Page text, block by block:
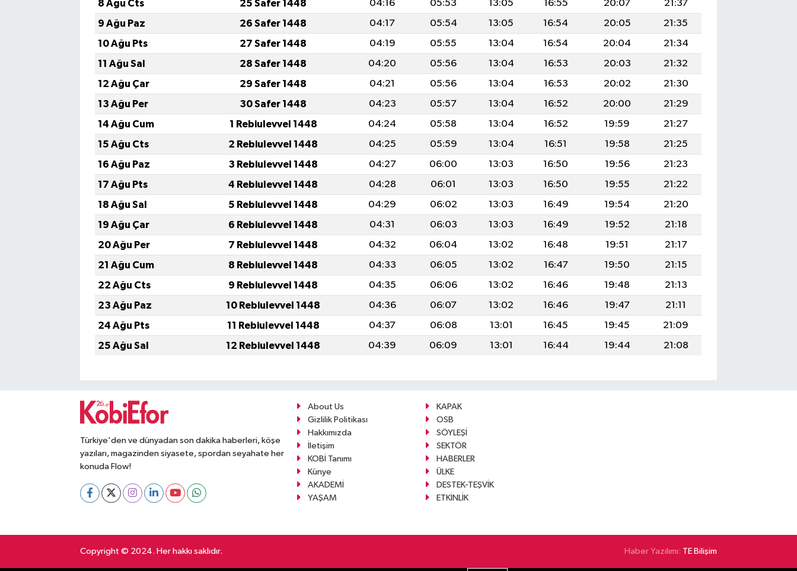
8 Ağu Cts
25 Safer 1448 04:16 05:53 13:05 16:55 20:07
21:37
9 Ağu Paz
26 Safer 1448 04:17 05:54 13:05 16:54 20:05
21:35
10 Ağu Pts
27 Safer 1448 04:19 05:55 13:04 16:54 20:04
21:34
11 Ağu Sal
28 Safer 1448 04:20 05:56 13:04 16:53 20:03
21:32
12 Ağu Çar
29 Safer 1448 04:21 05:56 13:04 16:53 20:02
21:30
13 Ağu Per
30 Safer 1448 04:23 05:57 13:04 16:52 20:00
21:29
14 Ağu Cum
1 Rebiulevvel 1448 04:24 05:58 13:04 16:52 19:59
21:27
15 Ağu Cts
2 Rebiulevvel 1448 04:25 05:59 13:04 16:51 19:58
21:25
16 Ağu Paz
3 Rebiulevvel 1448 04:27 06:00 13:03 16:50 19:56
21:23
17 Ağu Pts
4 Rebiulevvel 1448 04:28 06:01 13:03 16:50 19:55
21:22
18 Ağu Sal
5 Rebiulevvel 1448 04:29 06:02 13:03 16:49 19:54
21:20
19 Ağu Çar
6 Rebiulevvel 1448 04:31 06:03 13:03 16:49 19:52
21:18
20 Ağu Per
7 Rebiulevvel 1448 04:32 06:04 13:02 16:48 19:51
21:17
21 Ağu Cum
8 Rebiulevvel 1448 04:33 06:05 13:02 16:47 19:50
21:15
22 Ağu Cts
9 Rebiulevvel 1448 04:35 06:06 13:02 16:46 19:48
21:13
23 Ağu Paz
10 Rebiulevvel 1448 04:36 06:07 13:02 16:46 19:47
21:11
24 Ağu Pts
11 Rebiulevvel 1448 04:37 06:08 13:01 16:45 19:45
21:09
25 Ağu Sal
12 Rebiulevvel 1448 04:39 06:09 13:01 16:44 19:44 21:08
Türkiye'den ve dünyadan son dakika haberleri, köşe
yazıları, magazinden siyasete, spordan seyahate her
konuda Flow!
About Us
KAPAK
Gizlilik Politikası
OSB
Hakkımızda
SÖYLEŞİ
İletişim
SEKTÖR
KOBİ Tanımı
HABERLER
Künye
ÜLKE
AKADEMİ
DESTEK-TEŞVİK
YAŞAM
ETKİNLİK
Copyright © 2024. Her hakkı saklıdır. Haber Yazılımı: TE Bilişim